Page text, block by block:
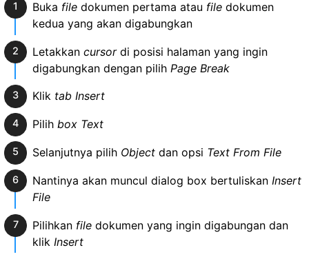
Buka filedokumen pertama atau filedokumen
kedua yang akan digabungkan
Letakkan cursordi posisi halaman yang ingin
digabungkan dengan pilihPage Break
Kliktab Insert
Pilih box Text
Selanjutnya pilih Objectdan opsi Text From File
Nantinya akan muncul dialog box bertuliskan Insert
File
Pilihkan filedokumen yang ingin digabungan dan
klik Insert